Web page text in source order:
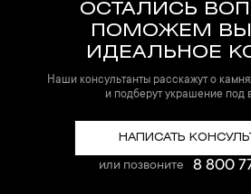
ОСТАЛИСЬ
ПОМОЖЕМ
ИДЕАЛЬНОЕ
Наши консультанты расскажут о
и подберут украшение под
НАПИСАТЬ
или позвоните 8 800